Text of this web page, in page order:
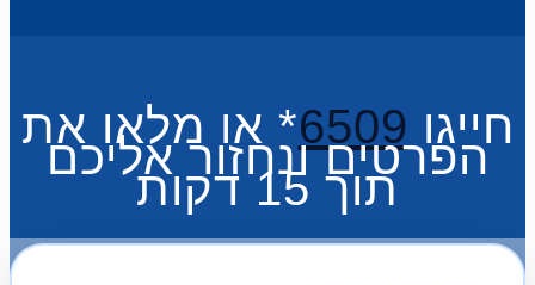
חייגו 6509* או מלאו את
הפרטים ונחזור אליכם
תוך 15 דקות